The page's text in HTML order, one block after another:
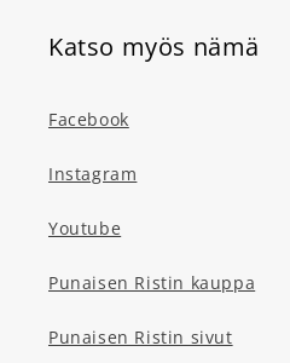
Katso myös nämä
Facebook
Instagram
Youtube
Punaisen Ristin kauppa
Punaisen Ristin sivut